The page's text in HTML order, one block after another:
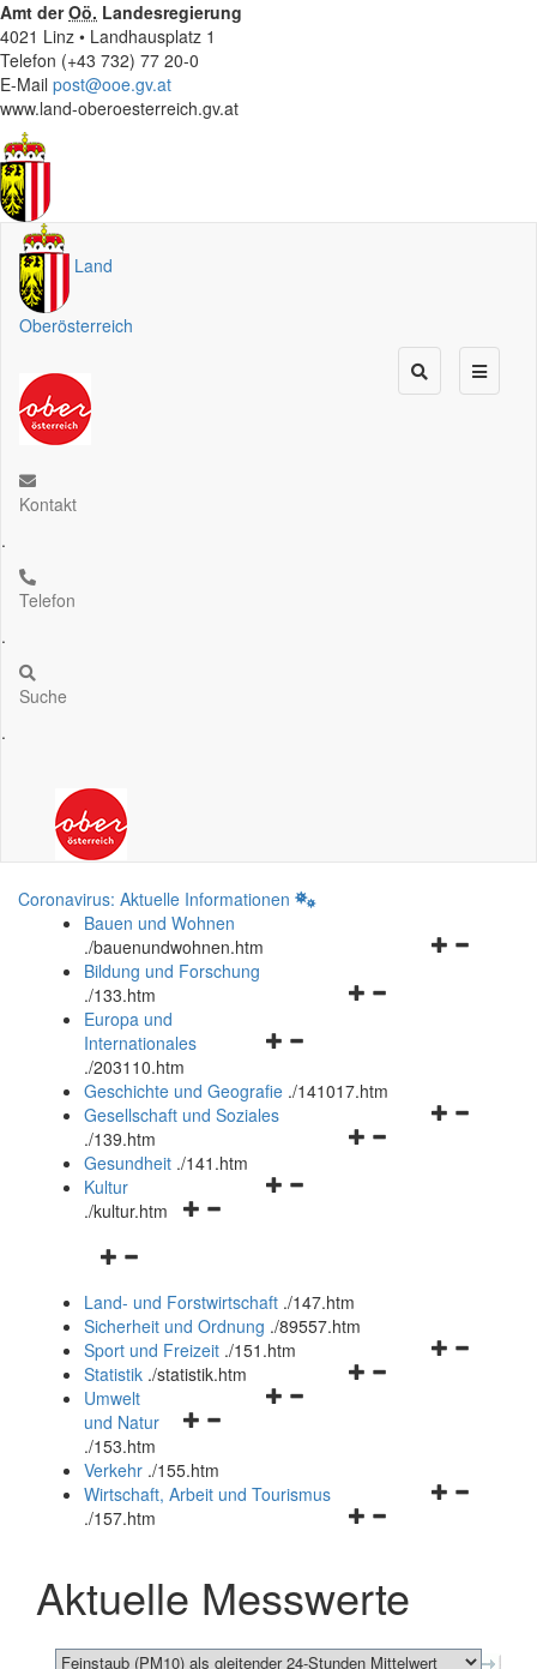
Amt derOö. Landesregierung
4021 Linz • Landhausplatz 1
Telefon (+43 732) 77 20-0
E-Mail post@ooe.gv.at
www.land-oberoesterreich.gv.at
Land
Oberösterreich
Kontakt
.
Telefon
.
Suche
.
Coronavirus: Aktuelle Informationen
Bauen und Wohnen
./bauenundwohnen.htm
Navigationsmenü
Bildung und Forschung
./133.htm
Navigationsmenü
und
schließen
Europa und
Internationales
./203110.htm
Geschichte und Geografie ./141017.htm
Navigationsmenü
Gesellschaft und Soziales
./139.htm
Navigationsmenü
Gesundheit ./141.htm
Navigationsmenü
Kultur
./kultur.htm
Navigationsmenü
und
schließen
Land- und Forstwirtschaft ./147.htm
Sicherheit und Ordnung ./89557.htm
Navigationsmenü
Sport und Freizeit ./151.htm
Navigationsmenü
Statistik ./statistik.htm
Navigationsmenü
und
schließen
Umwelt
und Natur
./153.htm
Verkehr ./155.htm
Navigationsmenü
schließen
Wirtschaft, Arbeit und Tourismus
./157.htm
Aktuelle Messwerte